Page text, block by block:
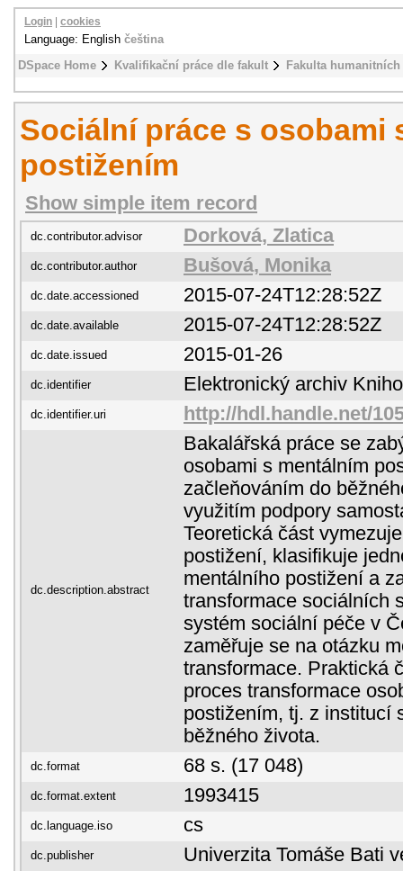
DSpace Home Kvalifikační práce dle fakult Fakulta
Login cookies
Language: English čeština
Sociální práce s osobami
postižením
Show simple item record
dc.contributor.advisor Dorková, Zlatica
dc.contributor.author Bušová, Monika
dc.date.accessioned 2015-07-24T12:28:52Z
dc.date.available 2015-07-24T12:28:52Z
dc.date.issued 2015-01-26
dc.identifier Elektronický archiv
dc.identifier.uri http://hdl.handle.net/
dc.description.abstract
Bakalářská práce se
osobami s mentálním
začleňováním do
využitím podpory
Teoretická část
postižení, klasifikuje
mentálního postižení a
transformace sociálních
systém sociální péče v
zaměřuje se na otázku
transformace. Praktická
proces transformace
postižením, tj. z institucí
běžného života.
dc.format 68 s. (17 048)
dc.format.extent 1993415
dc.language.iso cs
dc.publisher Univerzita Tomáše Bati